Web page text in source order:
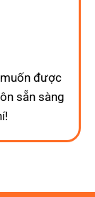
được
sẵn sàng